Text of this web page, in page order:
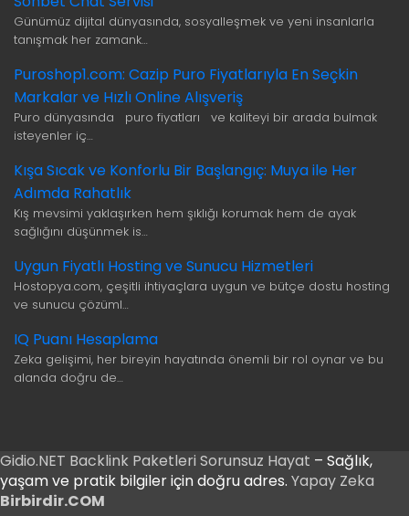
Günümüz dijital dünyasında, sosyalleşmek ve yeni insanlarla
tanışmak her zamank…
Puroshop1.com: Cazip Puro Fiyatlarıyla En Seçkin
Markalar ve Hızlı Online Alışveriş
Puro dünyasında puro fiyatları ve kaliteyi bir arada bulmak
isteyenler iç…
Kışa Sıcak ve Konforlu Bir Başlangıç: Muya ile Her
Adımda Rahatlık
Kış mevsimi yaklaşırken hem şıklığı korumak hem de ayak
sağlığını düşünmek is…
Uygun Fiyatlı Hosting ve Sunucu Hizmetleri
Hostopya.com, çeşitli ihtiyaçlara uygun ve bütçe dostu hosting
ve sunucu çözüml…
IQ Puanı Hesaplama
Zeka gelişimi, her bireyin hayatında önemli bir rol oynar ve bu
alanda doğru de…
Gidio.NET Backlink Paketleri Sorunsuz Hayat – Sağlık,
yaşam ve pratik bilgiler için doğru adres. Yapay Zeka
Birbirdir.COM